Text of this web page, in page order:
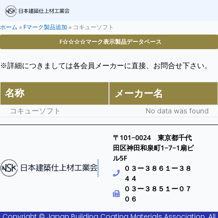
ホーム » Fマーク製品追加 » コキューソフト
F☆☆☆☆マーク表示製品データベース
※詳細につきましては各会員メーカーに直接、お問合せ下さい。
名称 メーカー名
コキューソフト No data was found
〒101−0024 東京都千代
田区神田和泉町1−7−1扇ビ
ル5F
０３ー３８６１ー３８
４４
０３ー３８５１ー０７
０６